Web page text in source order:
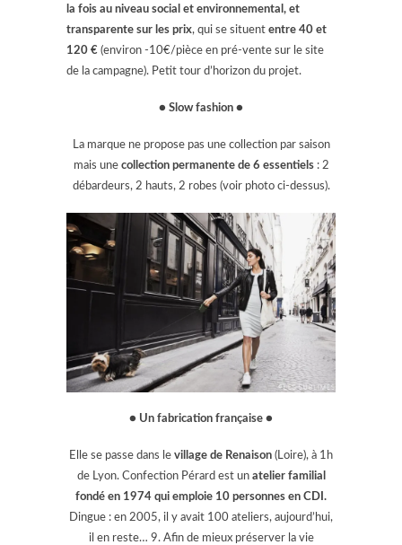
la fois au niveau social et environnemental, et
transparente sur les prix, qui se situent entre 40 et
120 € (environ -10€/pièce en pré-vente sur le site
de la campagne). Petit tour d’horizon du projet.
● Slow fashion ●
La marque ne propose pas une collection par saison
mais une collection permanente de 6 essentiels: 2
débardeurs, 2 hauts, 2 robes (voir photo ci-dessus).
● Un fabrication française ●
Elle se passe dans le village de Renaison (Loire), à 1h
de Lyon. Confection Pérard est un atelier familial
fondé en 1974 qui emploie 10 personnes en CDI.
Dingue : en 2005, il y avait 100 ateliers, aujourd’hui,
il en reste… 9. Afin de mieux préserver la vie